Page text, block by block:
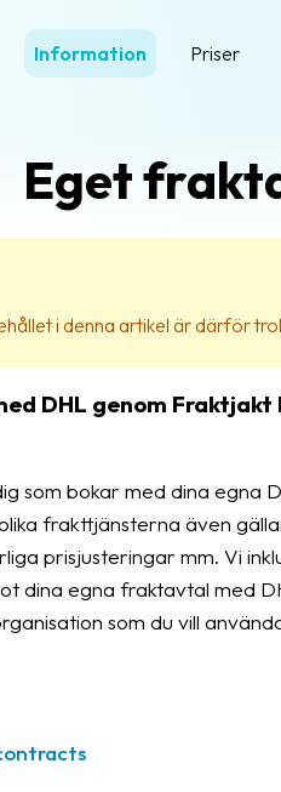
Information Priser
Eget
i denna artikel är därför
DHL genom
som bokar med dina egna
frakttjänsterna även
prisjusteringar mm. Vi
dina egna fraktavtal med
som du vill